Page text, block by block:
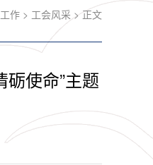
作 > 工会风采 > 正文
使命”主题